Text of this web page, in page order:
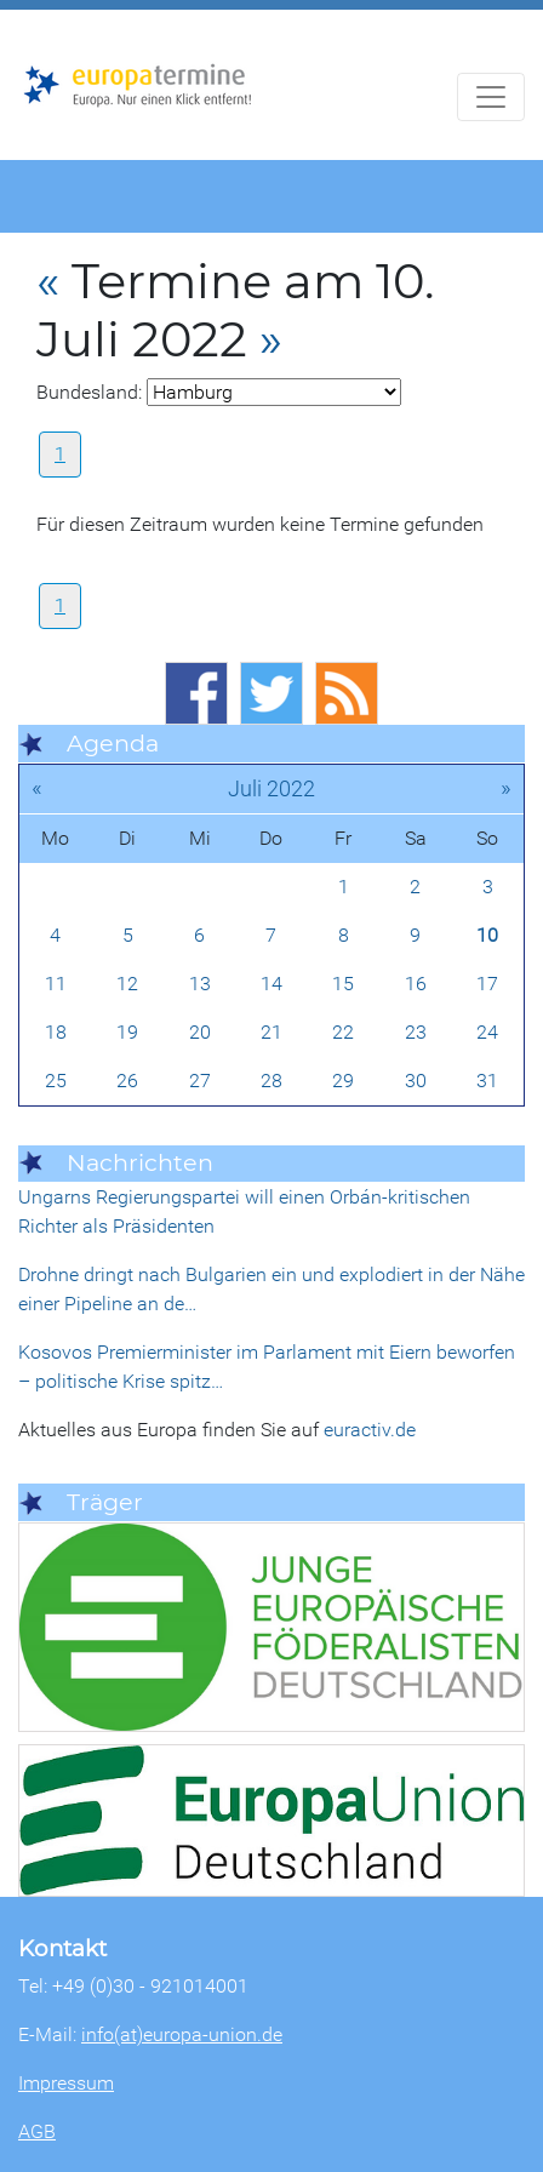
« Termine am 10.
Juli 2022 »
Bundesland:
1
Für diesen Zeitraum wurden keine Termine gefunden
1
Agenda
« Juli 2022 »
Mo Di Mi Do Fr Sa So
1 2 3
4 5 6 7 8 9 10
11 12 13 14 15 16 17
18 19 20 21 22 23 24
25 26 27 28 29 30 31
Nachrichten
Ungarns Regierungspartei will einen Orbán-kritischen
Richter als Präsidenten
Drohne dringt nach Bulgarien ein und explodiert in der Nähe
einer Pipeline an de…
Kosovos Premierminister im Parlament mit Eiern beworfen
– politische Krise spitz…
Aktuelles aus Europa finden Sie aufeuractiv.de
Träger
Kontakt
Tel: +49 (0)30 - 921014001
E-Mail: info(at)europa-union.de
Impressum
AGB